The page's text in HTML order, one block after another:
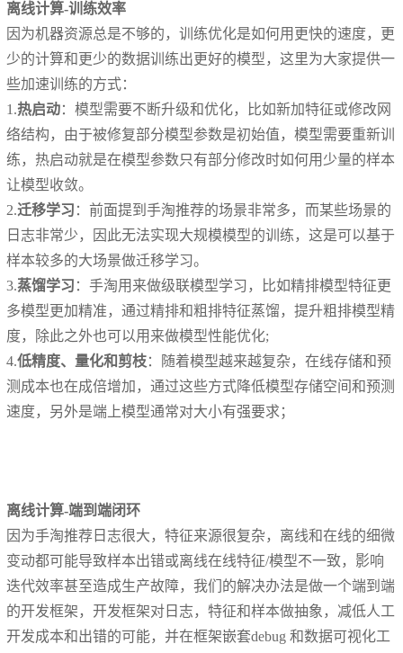
离线计算-训练效率
因为机器资源总是不够的，训练优化是如何用更快的速度，更
少的计算和更少的数据训练出更好的模型，这里为大家提供一
些加速训练的方式：
1.热启动：模型需要不断升级和优化，比如新加特征或修改网
络结构，由于被修复部分模型参数是初始值，模型需要重新训
练，热启动就是在模型参数只有部分修改时如何用少量的样本
让模型收敛。
2.迁移学习 ：前面提到手淘推荐的场景非常多，而某些场景的
日志非常少，因此无法实现大规模模型的训练，这是可以基于
样本较多的大场景做迁移学习。
3.蒸馏学习 ：手淘用来做级联模型学习，比如精排模型特征更
多模型更加精准，通过精排和粗排特征蒸馏，提升粗排模型精
度，除此之外也可以用来做模型性能优化;
4.低精度、量化和剪枝：随着模型越来越复杂，在线存储和预
测成本也在成倍增加，通过这些方式降低模型存储空间和预测
速度，另外是端上模型通常对大小有强要求；
离线计算-端到端闭环
因为手淘推荐日志很大，特征来源很复杂，离线和在线的细微
变动都可能导致样本出错或离线在线特征/模型不一致，影响
迭代效率甚至造成生产故障，我们的解决办法是做一个端到端
的开发框架，开发框架对日志，特征和样本做抽象，减低人工
开发成本和出错的可能，并在框架嵌套debug 和数据可视化工